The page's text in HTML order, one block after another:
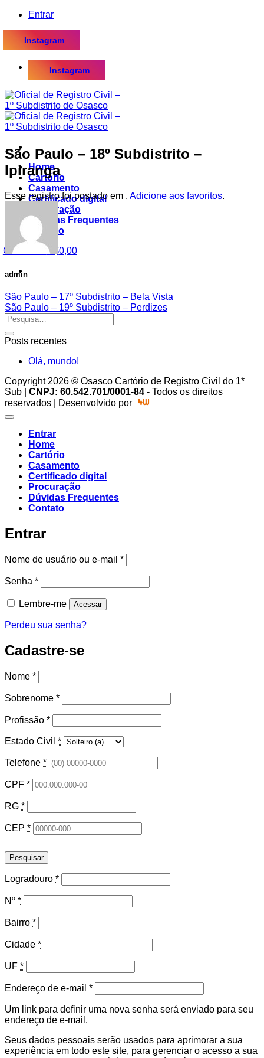
Skip
content
Entrar
Instagram
Instagram
Home
Cartório
Casamento
Certificado digital
Procuração
Dúvidas Frequentes
Contato
Carrinho /
R$0,00
São Paulo – 18º Subdistrito –
Ipiranga
Esse registro foi postado em . Adicione aos favoritos.
admin
São Paulo – 17º Subdistrito – Bela Vista
São Paulo – 19º Subdistrito – Perdizes
Posts recentes
Olá, mundo!
Copyright 2026 © Osasco Cartório de Registro Civil do 1*
Sub | CNPJ: 60.542.701/0001-84 - Todos os direitos
reservados | Desenvolvido por
Entrar
Home
Cartório
Casamento
Certificado digital
Procuração
Dúvidas Frequentes
Contato
Entrar
Nome de usuário ou e-mail *Obrigatório
Senha *Obrigatório
Lembre-me Acessar
Perdeu sua senha?
Cadastre-se
Nome *
Sobrenome *
Profissão *
Estado Civil *
Telefone *
CPF *
RG *
CEP *
Pesquisar
Logradouro *
Nº *
Bairro *
Cidade *
UF *
Endereço de e-mail *Obrigatório
Um link para definir uma nova senha será enviado para seu
endereço de e-mail.
Seus dados pessoais serão usados para aprimorar a sua
experiência em todo este site, para gerenciar o acesso a sua